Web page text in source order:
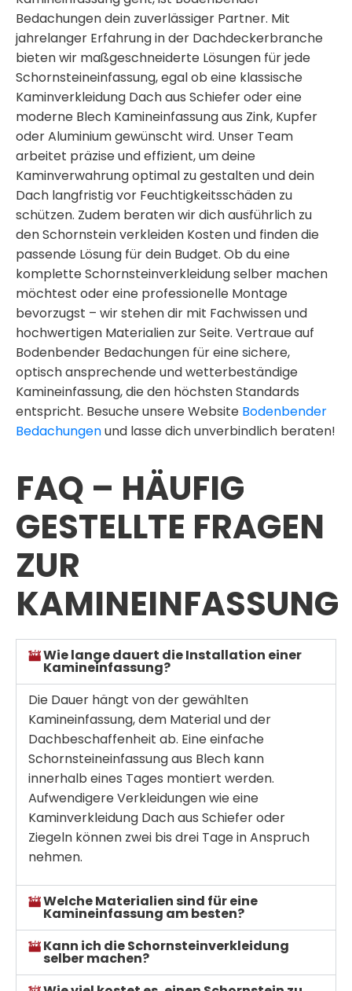
Bedachungen dein zuverlässiger Partner. Mit
jahrelanger Erfahrung in der Dachdeckerbranche
bieten wir maßgeschneiderte Lösungen für jede
Schornsteineinfassung, egal ob eine klassische
Kaminverkleidung Dachaus Schiefer oder eine
moderne Blech Kamineinfassungaus Zink, Kupfer
oder Aluminium gewünscht wird. Unser Team
arbeitet präzise und effizient, um deine
Kaminverwahrungoptimal zu gestalten und dein
Dach langfristig vor Feuchtigkeitsschäden zu
schützen. Zudem beraten wir dich ausführlich zu
denSchornstein verkleiden Kostenund finden die
passende Lösung für dein Budget. Ob du eine
kompletteSchornsteinverkleidung selber machen
möchtest oder eine professionelle Montage
bevorzugst – wir stehen dir mit Fachwissen und
hochwertigen Materialien zur Seite. Vertraue auf
Bodenbender Bedachungen für eine sichere,
optisch ansprechende und wetterbeständige
Kamineinfassung, die den höchsten Standards
entspricht. Besuche unsere Website Bodenbender
Bedachungenund lasse dich unverbindlich beraten!
FAQ – HÄUFIG
GESTELLTE FRAGEN
ZUR
KAMINEINFASSUNG
Wie lange dauert die Installation einer
Kamineinfassung?
Die Dauer hängt von der gewählten
Kamineinfassung, dem Material und der
Dachbeschaffenheit ab. Eine einfache
Schornsteineinfassung aus Blech kann
innerhalb eines Tages montiert werden.
Aufwendigere Verkleidungen wie eine
Kaminverkleidung Dachaus Schiefer oder
Ziegeln können zwei bis drei Tage in Anspruch
nehmen.
Welche Materialien sind für eine
Kamineinfassung am besten?
Kann ich die Schornsteinverkleidung
selber machen?